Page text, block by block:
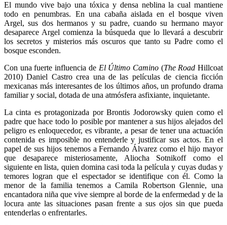
El mundo vive bajo una tóxica y densa neblina la cual mantiene
todo en penumbras. En una cabaña aislada en el bosque viven
Argel, sus dos hermanos y su padre, cuando su hermano mayor
desaparece Argel comienza la búsqueda que lo llevará a descubrir
los secretos y misterios más oscuros que tanto su Padre como el
bosque esconden.
Con una fuerte influencia de El Último Camino (The RoadHillcoat
2010) Daniel Castro crea una de las películas de ciencia ficción
mexicanas más interesantes de los últimos años, un profundo drama
familiar y social, dotada de una atmósfera asfixiante, inquietante.
La cinta es protagonizada por Brontis Jodorowsky quien como el
padre que hace todo lo posible por mantener a sus hijos alejados del
peligro es enloquecedor, es vibrante, a pesar de tener una actuación
contenida es imposible no entenderle y justificar sus actos. En el
papel de sus hijos tenemos a Fernando Álvarez como el hijo mayor
que desaparece misteriosamente, Aliocha Sotnikoff como el
siguiente en lista, quien domina casi toda la película y cuyas dudas y
temores logran que el espectador se identifique con él. Como la
menor de la familia tenemos a Camila Robertson Glennie, una
encantadora niña que vive siempre al borde de la enfermedad y de la
locura ante las situaciones pasan frente a sus ojos sin que pueda
entenderlas o enfrentarles.